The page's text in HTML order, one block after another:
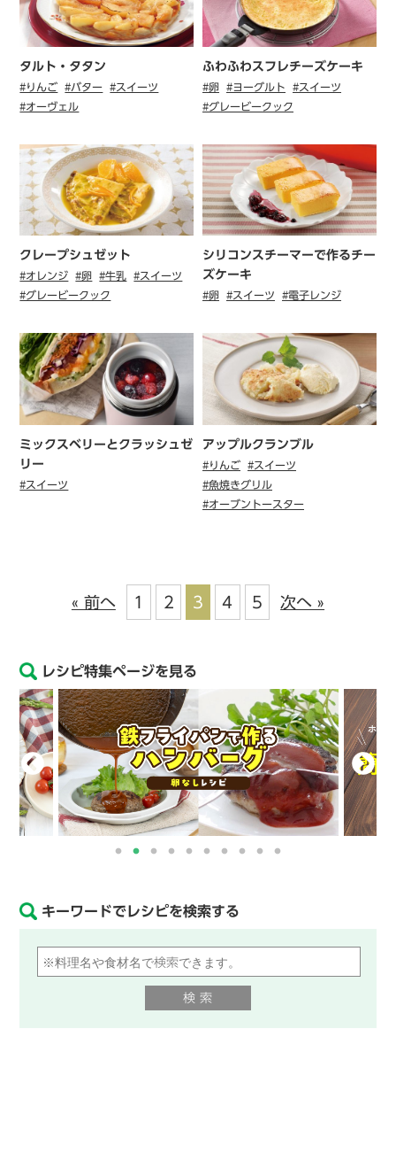
タルト・タタン
#りんご #バター
#スイーツ
#オーヴェル
ふわふわスフレチーズケーキ
#卵 #ヨーグルト
#スイーツ
#グレービークック
クレープシュゼット
#オレンジ #卵 #牛乳
#スイーツ
#グレービークック
シリコンスチーマーで作るチー
ズケーキ
#卵 #スイーツ #電子レンジ
ミックスベリーとクラッシュゼ
リー
#スイーツ
アップルクランブル
#りんご
#スイーツ
#魚焼きグリル
#オーブントースター
« 前へ 1 2 3 4 5 次へ »
レシピ特集ページを見る
キーワードでレシピを検索する